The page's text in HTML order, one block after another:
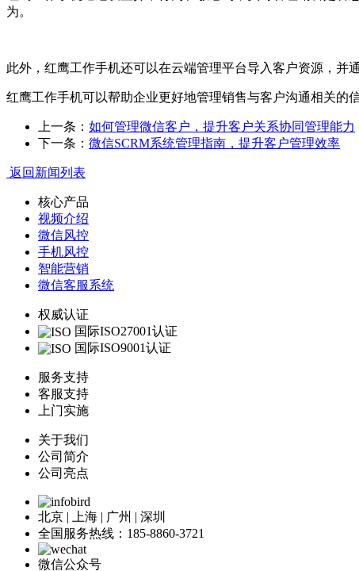
为。
此外，红鹰工作手机还可以在云端管理平台导入客户资源，并
红鹰工作手机可以帮助企业更好地管理销售与客户沟通相关的
上一条： 如何管理微信客户，提升客户关系协同管理能力
下一条： 微信SCRM系统管理指南，提升客户管理效率
返回新闻列表
核心产品
视频介绍
微信风控
手机风控
智能营销
微信客服系统
权威认证
国际ISO27001认证
国际ISO9001认证
服务支持
客服支持
上门实施
关于我们
公司简介
公司亮点
北京 | 上海 | 广州 | 深圳
全国服务热线：185-8860-3721
微信公众号